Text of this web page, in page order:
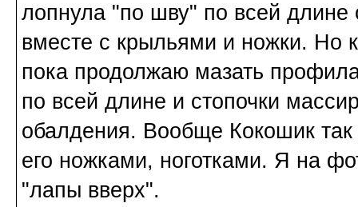
лопнула "по шву" по всей длине
вместе с крыльями и ножки. Но
пока продолжаю мазать
по всей длине и стопочки
обалдения. Вообще Кокошик так
его ножками, ноготками. Я на
"лапы вверх".